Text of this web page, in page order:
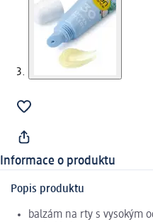
Informace o produktu
Popis produktu
balzám na rty s vysokým